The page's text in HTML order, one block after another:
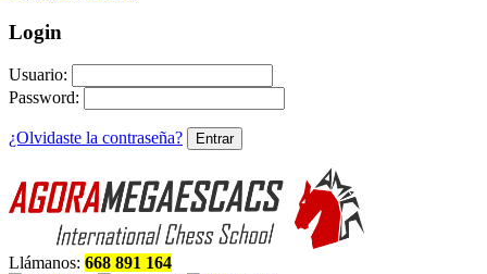
Login
Usuario:
Password:
¿Olvidaste la contraseña?
Llámanos: 668 891 164